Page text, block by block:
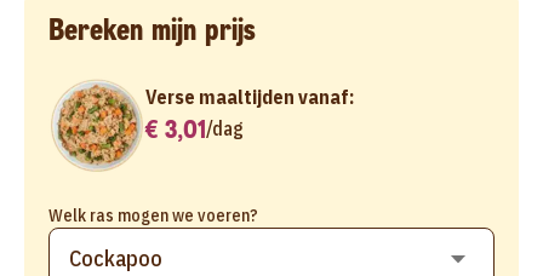
Bereken mijn prijs
Welk ras mogen we voeren?
Verse maaltijden vanaf:
€ 3,01/dag